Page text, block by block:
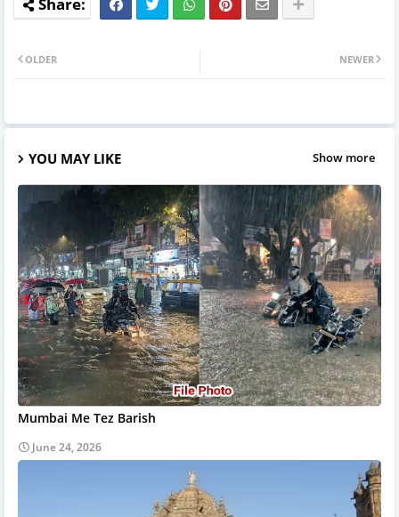
NEWER
OLDER
YOU MAY LIKE Show more
Mumbai Me Tez Barish
June 24, 2026